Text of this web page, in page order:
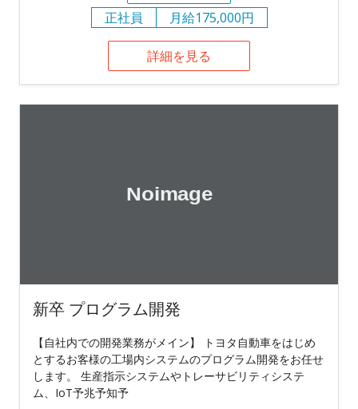
正社員
月給175,000円
詳細を見る
新卒 プログラム開発
【自社内での開発業務がメイン】 トヨタ自動車をはじめ
とするお客様の工場内システムのプログラム開発をお任せ
します。 生産指示システムやトレーサビリティシステ
ム、IoT予兆予知予